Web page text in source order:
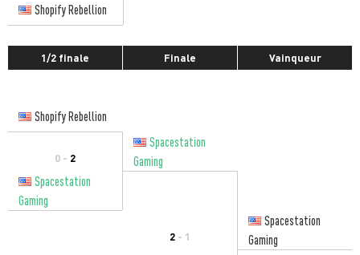
Shopify Rebellion
1/2 finale Finale Vainqueur
Shopify Rebellion
0 - 2
Spacestation
Gaming
Spacestation
Gaming
2 - 1
Spacestation
Gaming